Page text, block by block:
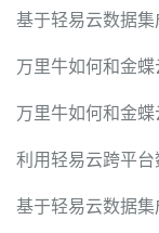
万里牛如何和金
万里牛如何和金
利用轻易云跨平